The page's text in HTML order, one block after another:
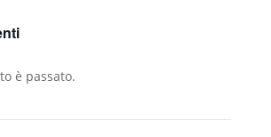
è passato.